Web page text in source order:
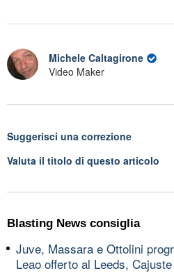
Michele Caltagirone
Video Maker
Suggerisci una correzione
Valuta il titolo di questo articolo
Blasting News consiglia
Juve, Massara e Ottolini
Leao offerto al Leeds,